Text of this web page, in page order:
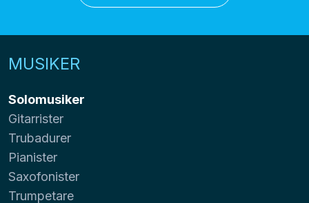
MUSIKER
Solomusiker
Gitarrister
Trubadurer
Pianister
Saxofonister
Trumpetare